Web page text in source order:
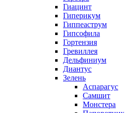
Гиацинт
Гиперикум
Гиппеаструм
Гипсофила
Гортензия
Гревиллея
Дельфиниум
Диантус
Зелень
Аспарагус
Самшит
Монстера